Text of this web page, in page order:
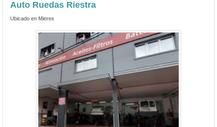
Auto Ruedas Riestra
Ubicado en Mieres